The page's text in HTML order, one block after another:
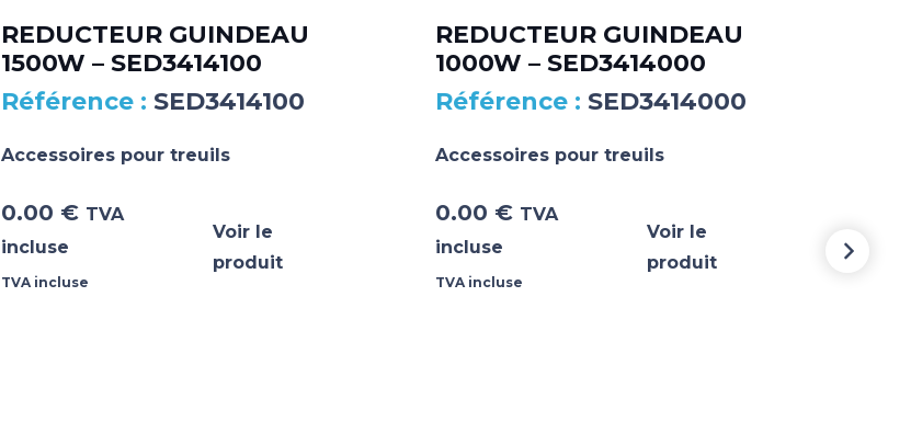
REDUCTEUR GUINDEAU
1500W – SED3414100
SED3414100
Accessoires pour treuils
0.00 € TVA
incluse
TVA incluse
Voir le
produit
REDUCTEUR GUINDEAU
1000W – SED3414000
SED3414000
Accessoires pour treuils
0.00 € TVA
incluse
TVA incluse
Voir le
produit